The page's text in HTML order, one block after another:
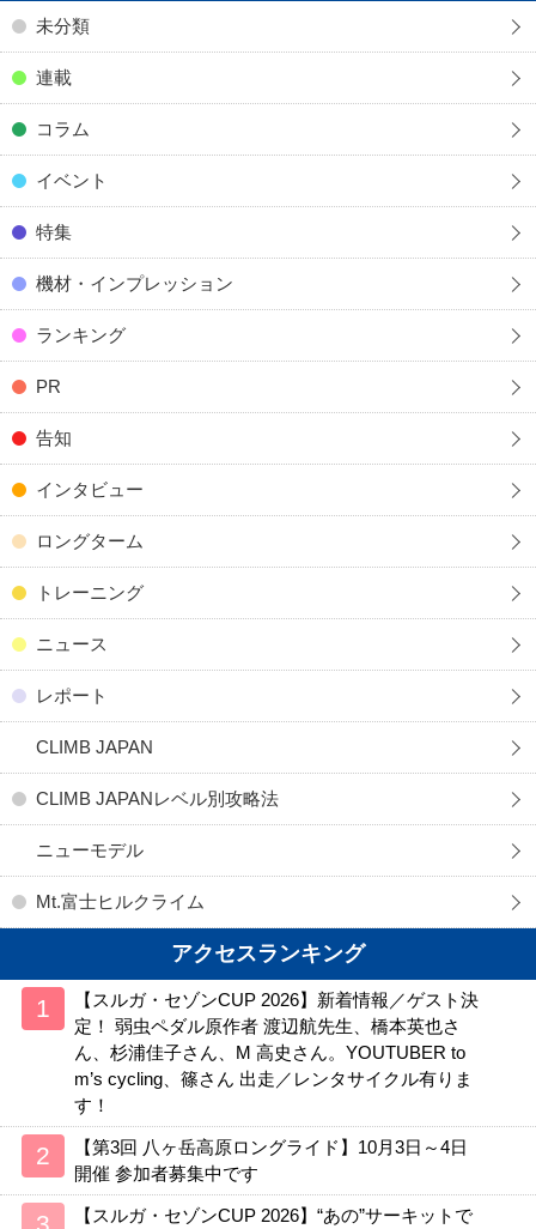
未分類
連載
コラム
イベント
特集
機材・インプレッション
ランキング
PR
告知
インタビュー
ロングターム
トレーニング
ニュース
レポート
CLIMB JAPAN
CLIMB JAPANレベル別攻略法
ニューモデル
Mt.富士ヒルクライム
アクセスランキング
【スルガ・セゾンCUP 2026】新着情報／ゲスト決
定！ 弱虫ペダル原作者 渡辺航先生、橋本英也さ
ん、杉浦佳子さん、M 高史さん。YOUTUBER to
m’s cycling、篠さん 出走／レンタサイクル有りま
す！
【第3回 八ヶ岳高原ロングライド】10月3日～4日
開催 参加者募集中です
【スルガ・セゾンCUP 2026】“あの”サーキットで